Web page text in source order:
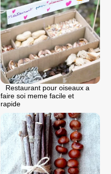
Restaurant pour oiseaux a
faire soi meme facile et
rapide